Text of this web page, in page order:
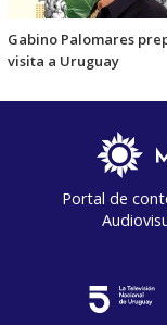
Gabino Palomares
visita a Uruguay
Portal de